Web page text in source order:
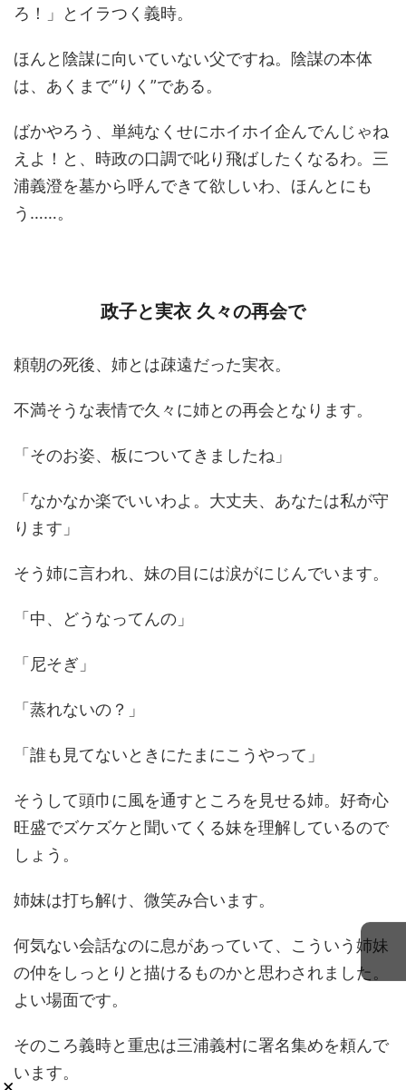
ろ！」とイラつく義時。
ほんと陰謀に向いていない父ですね。陰謀の本体
は、あくまで“りく”である。
ばかやろう、単純なくせにホイホイ企んでんじゃね
えよ！と、時政の口調で叱り飛ばしたくなるわ。三
浦義澄を墓から呼んできて欲しいわ、ほんとにも
う……。
政子と実衣 久々の再会で
頼朝の死後、姉とは疎遠だった実衣。
不満そうな表情で久々に姉との再会となります。
「そのお姿、板についてきましたね」
「なかなか楽でいいわよ。大丈夫、あなたは私が守
ります」
そう姉に言われ、妹の目には涙がにじんでいます。
「中、どうなってんの」
「尼そぎ」
「蒸れないの？」
「誰も見てないときにたまにこうやって」
そうして頭巾に風を通すところを見せる姉。好奇心
旺盛でズケズケと聞いてくる妹を理解しているので
しょう。
姉妹は打ち解け、微笑み合います。
何気ない会話なのに息があっていて、こういう姉妹
の仲をしっとりと描けるものかと思わされました。
よい場面です。
そのころ義時と重忠は三浦義村に署名集めを頼んで
います。